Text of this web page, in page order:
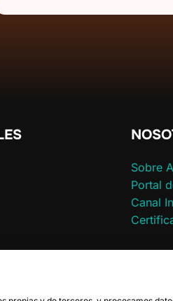
Sobre
Portal
Canal